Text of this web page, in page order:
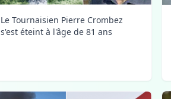
Le Tournaisien Pierre Crombez
s'est éteint à l'âge de 81 ans